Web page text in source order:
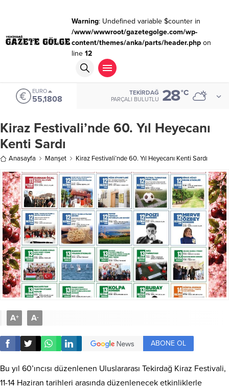
Warning: Undefined variable $counter in
/www/wwwroot/gazetegolge.com/wp-
content/themes/anka/parts/header.phpon
line 12
EURO
55,1808
TEKIRDAĞ
PARÇALI BULUTLU 28°C
Kiraz Festivali’nde 60. Yıl Heyecanı
Kenti Sardı
Anasayfa Manşet Kiraz Festivali’nde 60. Yıl Heyecanı Kenti Sardı
A+ A-
ABONE OL
Bu yıl 60’ıncısı düzenlenen Uluslararası Tekirdağ Kiraz Festivali,
11-14 Haziran tarihleri arasında düzenlenecek etkinliklerle